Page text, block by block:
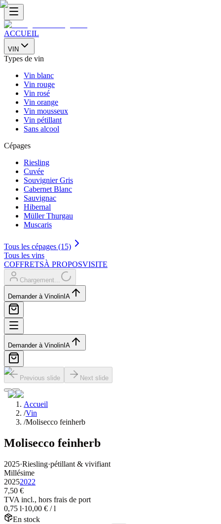
ACCUEIL
VIN
Types de vin
Vin blanc
Vin rouge
Vin rosé
Vin orange
Vin mousseux
Vin pétillant
Sans alcool
Cépages
Riesling
Cuvée
Souvignier Gris
Cabernet Blanc
Sauvignac
Hibernal
Müller Thurgau
Muscaris
Tous les cépages (15)
Tous les vins
COFFRETSÀ PROPOSVISITE
Chargement...
Demander à Vinolin IA
Demander à Vinolin IA
Previous slide Next slide
Accueil
/Vin
/Molisecco feinherb
Molisecco feinherb
2025·Riesling·pétillant & vivifiant
Millésime
20252022
7,50 €
TVA incl., hors frais de port
0,75 l·10,00 € / l
En stock